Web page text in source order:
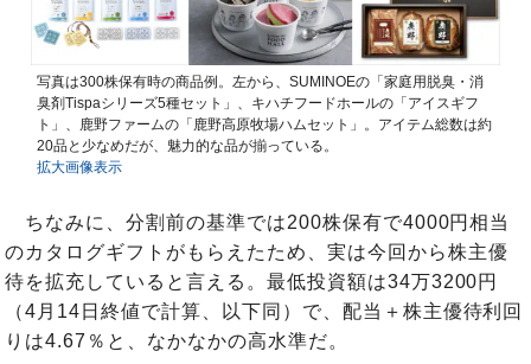
写真は300株保有時の商品例。左から、SUMINOEの「家庭用脱臭・消
臭剤Tispaシリーズ5種セット」、キハチフードホールの「アイスギフ
ト」、鹿野ファームの「鹿野高原牧場ハムセット」。アイテム総数は約
20品と少なめだが、魅力的な品が揃っている。
拡大画像表示
ちなみに、分割前の基準では200株保有で4000円相当
のカタログギフトがもらえたため、実は今回から株主優
待を拡充していると言える。最低投資額は34万3200円
（4月14日終値で計算、以下同）で、配当＋株主優待利回
りは4.67％と、なかなかの高水準だ。